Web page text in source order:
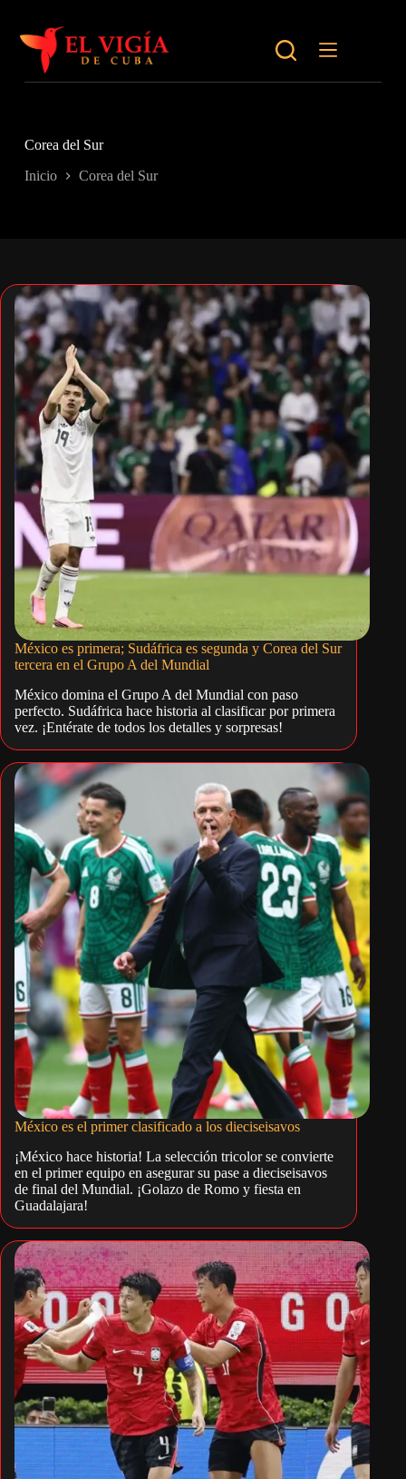
contenido
Corea del Sur
Inicio Corea del Sur
México es primera; Sudáfrica es segunda y Corea del Sur
tercera en el Grupo A del Mundial
México domina el Grupo A del Mundial con paso
perfecto. Sudáfrica hace historia al clasificar por primera
vez. ¡Entérate de todos los detalles y sorpresas!
México es el primer clasificado a los dieciseisavos
¡México hace historia! La selección tricolor se convierte
en el primer equipo en asegurar su pase a dieciseisavos
de final del Mundial. ¡Golazo de Romo y fiesta en
Guadalajara!